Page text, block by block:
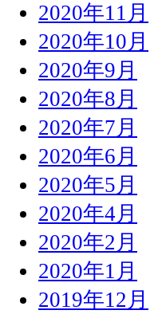
2020年11月
2020年10月
2020年9月
2020年8月
2020年7月
2020年6月
2020年5月
2020年4月
2020年2月
2020年1月
2019年12月